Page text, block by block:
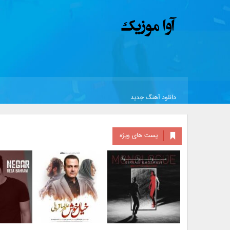
دانلود آهنگ جدید
پست های ویژه